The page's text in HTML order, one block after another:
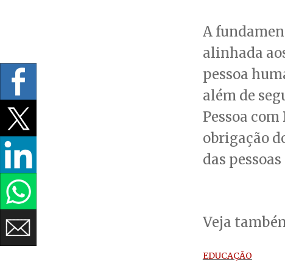
A
alinhada
pessoa
além de
Pessoa com
obrigação
das
Veja
EDUCAÇÃO